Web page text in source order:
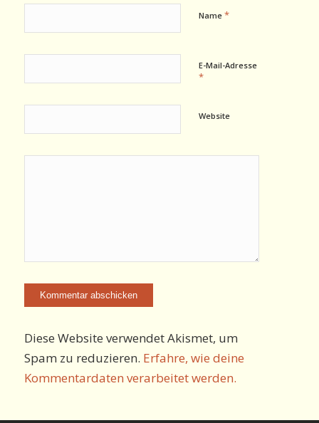
Name *
E-Mail-Adresse
*
Website
Diese Website verwendet Akismet, um
Spam zu reduzieren. Erfahre, wie deine
Kommentardaten verarbeitet werden.